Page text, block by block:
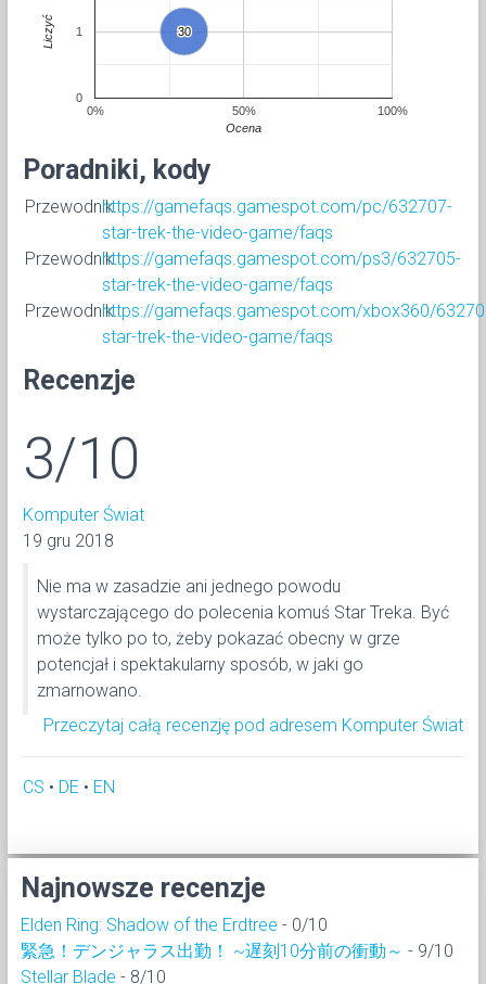
30
30
0% 50% 100%
0
1
Ocena
Liczyć
Poradniki, kody
Przewodnikhttps://gamefaqs.gamespot.com/pc/632707-
star-trek-the-video-game/faqs
Przewodnikhttps://gamefaqs.gamespot.com/ps3/632705-
star-trek-the-video-game/faqs
Przewodnikhttps://gamefaqs.gamespot.com/xbox360/
star-trek-the-video-game/faqs
Recenzje
3/10
Komputer Świat
19 gru 2018
Nie ma w zasadzie ani jednego powodu
wystarczającego do polecenia komuś Star Treka. Być
może tylko po to, żeby pokazać obecny w grze
potencjał i spektakularny sposób, w jaki go
zmarnowano.
Przeczytaj całą recenzję pod adresem Komputer Świat
CS • DE • EN
Najnowsze recenzje
Elden Ring: Shadow of the Erdtree - 0/10
緊急！デンジャラス出勤！ ~遅刻10分前の衝動～ - 9/10
Stellar Blade - 8/10